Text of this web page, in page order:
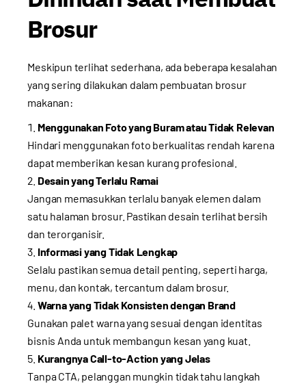
Brosur
Meskipun terlihat sederhana, ada beberapa kesalahan
yang sering dilakukan dalam pembuatan brosur
makanan:
Menggunakan Foto yang Buram atau Tidak Relevan
Hindari menggunakan foto berkualitas rendah karena
dapat memberikan kesan kurang profesional.
Desain yang Terlalu Ramai
Jangan memasukkan terlalu banyak elemen dalam
satu halaman brosur. Pastikan desain terlihat bersih
dan terorganisir.
Informasi yang Tidak Lengkap
Selalu pastikan semua detail penting, seperti harga,
menu, dan kontak, tercantum dalam brosur.
Warna yang Tidak Konsisten dengan Brand
Gunakan palet warna yang sesuai dengan identitas
bisnis Anda untuk membangun kesan yang kuat.
Kurangnya Call-to-Action yang Jelas
Tanpa CTA, pelanggan mungkin tidak tahu langkah